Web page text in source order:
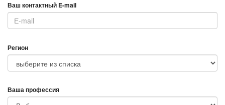
аш контактный E-mail
Регион
аша профессия